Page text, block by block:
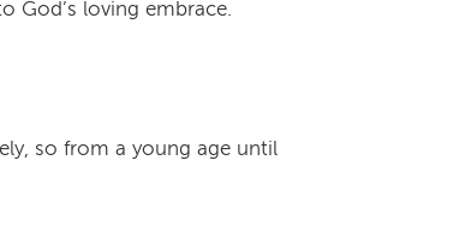
God’s loving embrace.
so from a young age until